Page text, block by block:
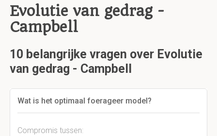
Evolutie van gedrag -
Campbell
10 belangrijke vragen over Evolutie
van gedrag - Campbell
Wat is het optimaal foerageer model?
Compromis tussen: